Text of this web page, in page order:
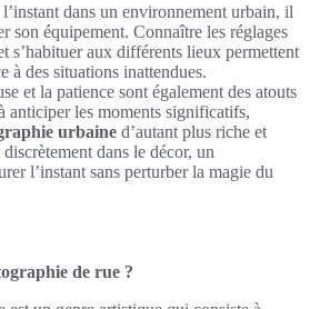
dans un environnement urbain, il
son équipement. Connaître les réglages
s’habituer aux différents lieux permettent
à des situations inattendues.
et la patience sont également des atouts
anticiper les moments significatifs,
urbaine d’autant plus riche et
dans le décor, un
l’instant sans perturber la magie du
de rue ?